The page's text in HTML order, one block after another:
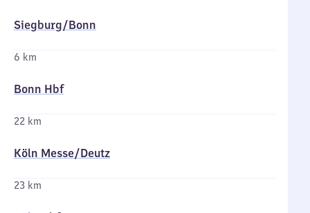
Siegburg/​Bonn
6 km
Bonn Hbf
22 km
Köln Messe/​Deutz
23 km